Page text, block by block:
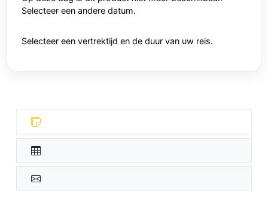
Selecteer een andere datum.
Selecteer een vertrektijd en de duur van uw reis.